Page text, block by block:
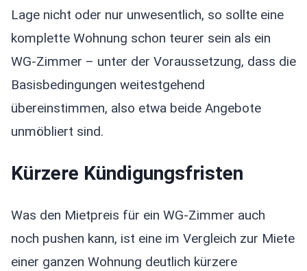
Lage nicht oder nur unwesentlich, so sollte eine
komplette Wohnung schon teurer sein als ein
WG-Zimmer – unter der Voraussetzung, dass die
Basisbedingungen weitestgehend
übereinstimmen, also etwa beide Angebote
unmöbliert sind.
Kürzere Kündigungsfristen
Was den Mietpreis für ein WG-Zimmer auch
noch pushen kann, ist eine im Vergleich zur Miete
einer ganzen Wohnung deutlich kürzere